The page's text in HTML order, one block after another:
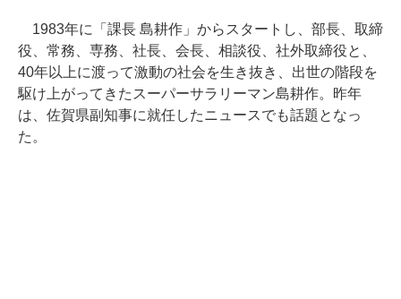
1983年に「課長 島耕作」からスタートし、部長、取締
役、常務、専務、社長、会長、相談役、社外取締役と、
40年以上に渡って激動の社会を生き抜き、出世の階段を
駆け上がってきたスーパーサラリーマン島耕作。昨年
は、佐賀県副知事に就任したニュースでも話題となっ
た。